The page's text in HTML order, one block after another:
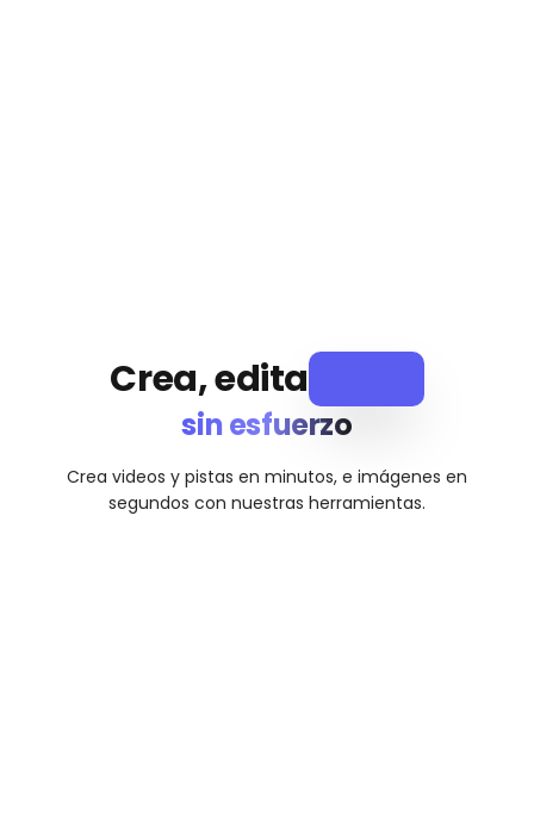
Crea, edita
víd
sin esfuerzo
Crea videos y pistas en minutos, e imágenes en
segundos con nuestras herramientas.